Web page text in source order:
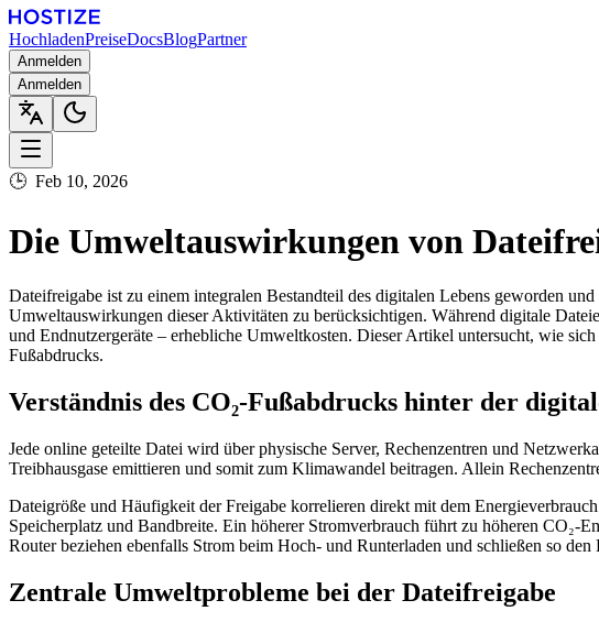
HochladenPreiseDocsBlogPartner
Anmelden
Anmelden
🕒 Feb 10, 2026
Die Umweltauswirkungen von
Dateifreigabe ist zu einem integralen Bestandteil des digitalen Lebens geworden
Umweltauswirkungen dieser Aktivitäten zu berücksichtigen. Während digitale
und Endnutzergeräte – erhebliche Umweltkosten. Dieser Artikel untersucht, wie
Fußabdrucks.
Verständnis des CO₂-Fußabdrucks hinter der
Jede online geteilte Datei wird über physische Server, Rechenzentren und
Treibhausgase emittieren und somit zum Klimawandel beitragen. Allein
Dateigröße und Häufigkeit der Freigabe korrelieren direkt mit dem
Speicherplatz und Bandbreite. Ein höherer Stromverbrauch führt zu höheren CO₂-
Router beziehen ebenfalls Strom beim Hoch- und Runterladen und schließen so
Zentrale Umweltprobleme bei der Dateifreigabe